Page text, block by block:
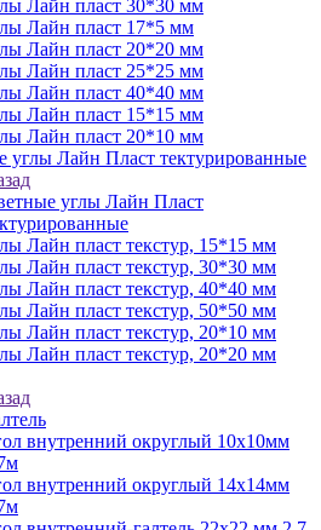
Лайн пласт 30*30 мм
Лайн пласт 17*5 мм
Лайн пласт 20*20 мм
Лайн пласт 25*25 мм
Лайн пласт 40*40 мм
Лайн пласт 15*15 мм
Лайн пласт 20*10 мм
углы Лайн Пласт тектурированные
углы Лайн Пласт
Лайн пласт текстур, 15*15 мм
Лайн пласт текстур, 30*30 мм
Лайн пласт текстур, 40*40 мм
Лайн пласт текстур, 50*50 мм
Лайн пласт текстур, 20*10 мм
Лайн пласт текстур, 20*20 мм
внутренний округлый 10х10мм
внутренний округлый 14х14мм